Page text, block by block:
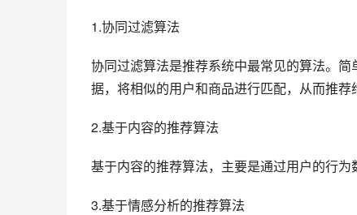
1.协同过滤算法
协同过滤算法是推荐系统中最常见的算法。
据，将相似的用户和商品进行匹配，从而推荐
2.基于内容的推荐算法
基于内容的推荐算法，主要是通过用户的行
3.基于情感分析的推荐算法